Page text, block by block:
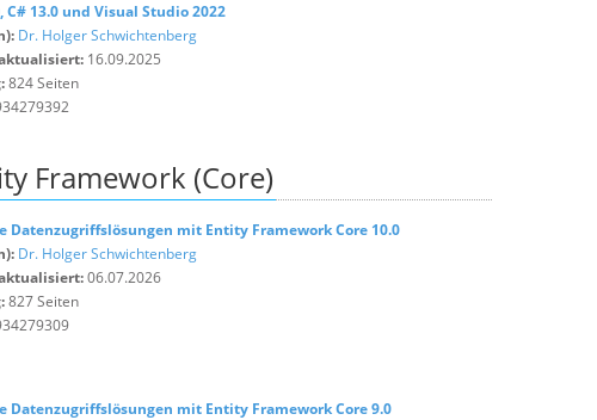
C# 13.0 und Visual Studio 2022
Dr. Holger Schwichtenberg
16.09.2025
824 Seiten
Framework (Core)
Datenzugriffslösungen mit Entity Framework Core 10.0
Dr. Holger Schwichtenberg
06.07.2026
827 Seiten
Datenzugriffslösungen mit Entity Framework Core 9.0